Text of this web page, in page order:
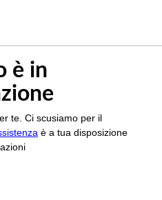
è in
te. Ci scusiamo per il
è a tua disposizione